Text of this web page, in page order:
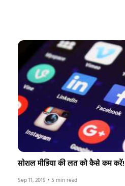
सोशल मीडिया की लत को कैसे कम करें!
Sep 11, 2019 • 5 min read